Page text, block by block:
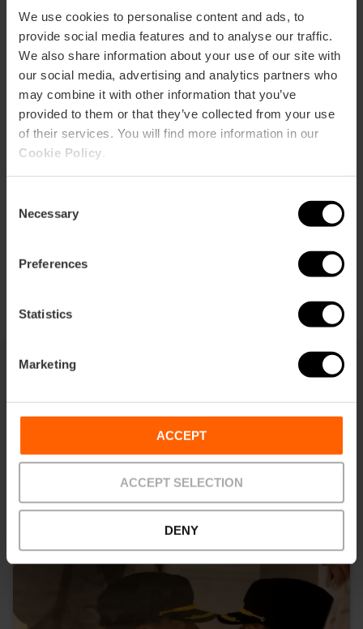
We use cookies to personalise content and ads, to
provide social media features and to analyse our traffic.
We also share information about your use of our site with
our social media, advertising and analytics partners who
may combine it with other information that you’ve
provided to them or that they’ve collected from your use
of their services. You will find more information in our
Cookie Policy
Selection
Necessary
Preferences
Statistics
Marketing
ACCEPT
ACCEPT SELECTION
DENY
Voir la carte
Directions
Vous pouvez aussi être intéressé